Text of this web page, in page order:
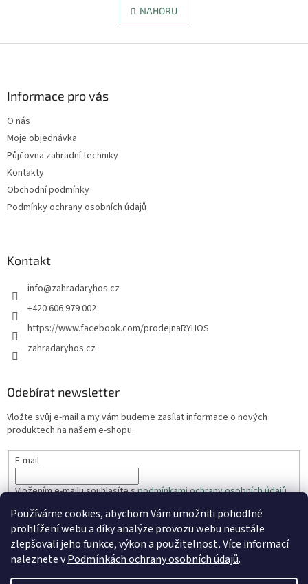
Používáme cookies, abychom Vám umožnili pohodlné
prohlížení webu a díky analýze provozu webu neustále
zlepšovali jeho funkce, výkon a použitelnost.Více informací
naleznete vPodmínkách ochrany osobních údajů.
l
á
n
k
v
NAHORU
Informace pro vás
O nás
Moje objednávka
Půjčovna zahradní techniky
Kontakty
Obchodní podmínky
Podmínky ochrany osobních údajů
Kontakt
info@zahradaryhos.cz
+420 606 979 002
https://www.facebook.com/prodejnaRYHOS
zahradaryhos.cz
Odebírat newsletter
Vložte svůj e-mail a my vám budeme zasílat informace o nových
produktech na našem e-shopu.
E-mail
Vložením e-mailu souhlasíte spodmínkami ochrany osobních údajů
PŘIHLÁSIT SE